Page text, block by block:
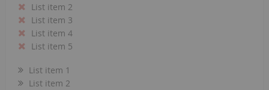
List item 2
List item 3
List item 4
List item 5
List item 1
List item 2